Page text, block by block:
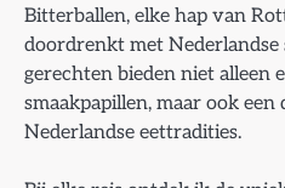
Bitterballen, elke hap van
doordrenkt met Nederlandse
gerechten bieden niet alleen
smaakpapillen, maar ook
Nederlandse eettradities.